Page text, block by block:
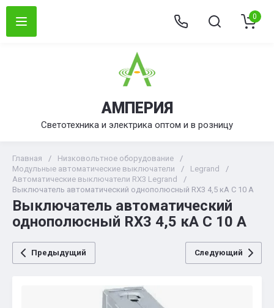
АМПЕРИЯ
Светотехника и электрика оптом и в розницу
0
Главная / Низковольтное оборудование
/
Модульные автоматические выключатели
/ Legrand
/
Автоматические выключатели RX3 Legrand
/
Выключатель автоматический однополюсный RX3 4,5 кА C 10 А
Выключатель автоматический
однополюсный RX3 4,5 кА C 10 А
Предыдущий Следующий